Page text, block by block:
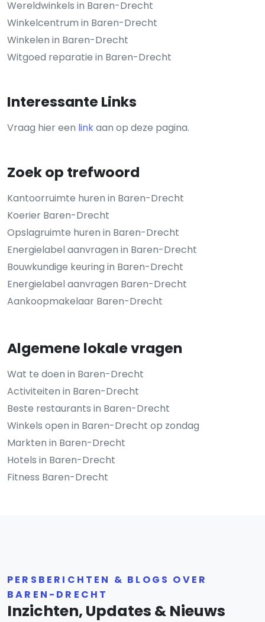
Wereldwinkels in Baren-Drecht
Winkelcentrum in Baren-Drecht
Winkelen in Baren-Drecht
Witgoed reparatie in Baren-Drecht
Interessante Links
Vraag hier een linkaan op deze pagina.
Zoek op trefwoord
Kantoorruimte huren in Baren-Drecht
Koerier Baren-Drecht
Opslagruimte huren in Baren-Drecht
Energielabel aanvragen in Baren-Drecht
Bouwkundige keuring in Baren-Drecht
Energielabel aanvragen Baren-Drecht
Aankoopmakelaar Baren-Drecht
Algemene lokale vragen
Wat te doen in Baren-Drecht
Activiteiten in Baren-Drecht
Beste restaurants in Baren-Drecht
Winkels open in Baren-Drecht op zondag
Markten in Baren-Drecht
Hotels in Baren-Drecht
Fitness Baren-Drecht
PERSBERICHTEN & BLOGS OVER
BAREN-DRECHT
Inzichten, Updates & Nieuws